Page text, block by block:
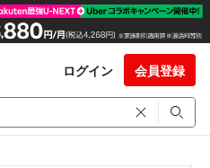
ログイン 会員登録